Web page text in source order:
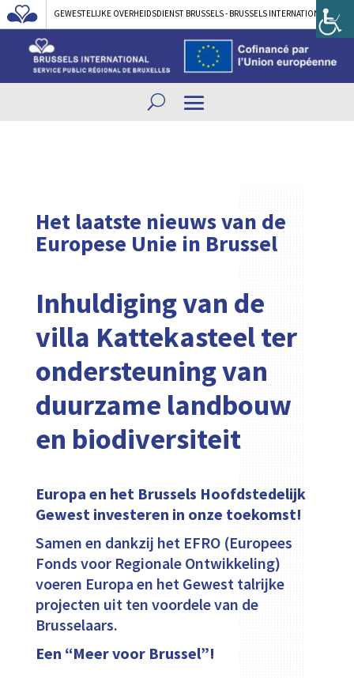
GEWESTELIJKE OVERHEIDSDIENST BRUSSELS - BRUSSELS INTERNATIONAL
Het laatste nieuws van de
Europese Unie in Brussel
Inhuldiging van de
villa Kattekasteel ter
ondersteuning van
duurzame landbouw
en biodiversiteit
Europa en het Brussels Hoofdstedelijk
Gewest investeren in onze toekomst!
Samen en dankzij het EFRO (Europees
Fonds voor Regionale Ontwikkeling)
voeren Europa en het Gewest talrijke
projecten uit ten voordele van de
Brusselaars.
Een “Meer voor Brussel”!